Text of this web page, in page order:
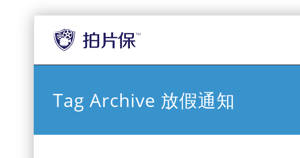
Tag Archive 放假通知